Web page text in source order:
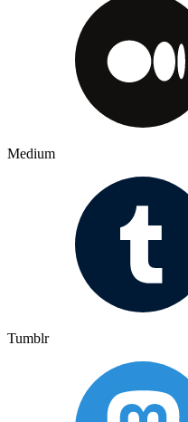
Medium
Tumblr